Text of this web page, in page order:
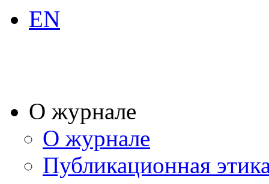
EN
О журнале
О журнале
Публикационная